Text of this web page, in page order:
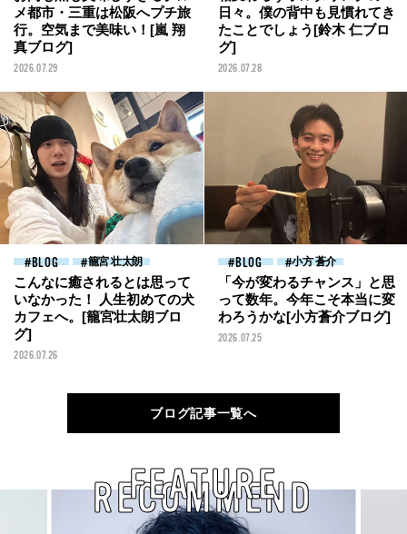
メ都市・三重は松阪へプチ旅
行。空気まで美味い！[嵐 翔
真ブログ]
2026.07.29
日々。僕の背中も見慣れてき
たことでしょう[鈴木 仁ブロ
グ]
2026.07.28
BLOG 籠宮 壮太朗
こんなに癒されるとは思って
いなかった！ 人生初めての犬
カフェへ。[籠宮壮太朗ブロ
グ]
2026.07.26
BLOG 小方 蒼介
「今が変わるチャンス」と思
って数年。今年こそ本当に変
わろうかな[小方蒼介ブログ]
2026.07.25
ブログ記事一覧へ
RECOMMEND
FEATURE